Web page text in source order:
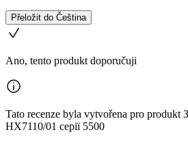
Přeložit do Čeština
Ano, tento produkt doporučuji
Tato recenze byla vytvořena pro produkt
HX7110/01 серії 5500